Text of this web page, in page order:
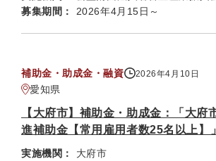
募集期間：
2026年4月15日～
補助金・助成金・融資 2026年4月10日
愛知県
【大府市】補助金・助成金：「大府
進補助金【常用雇用者数25名以上】」
実施機関：
大府市